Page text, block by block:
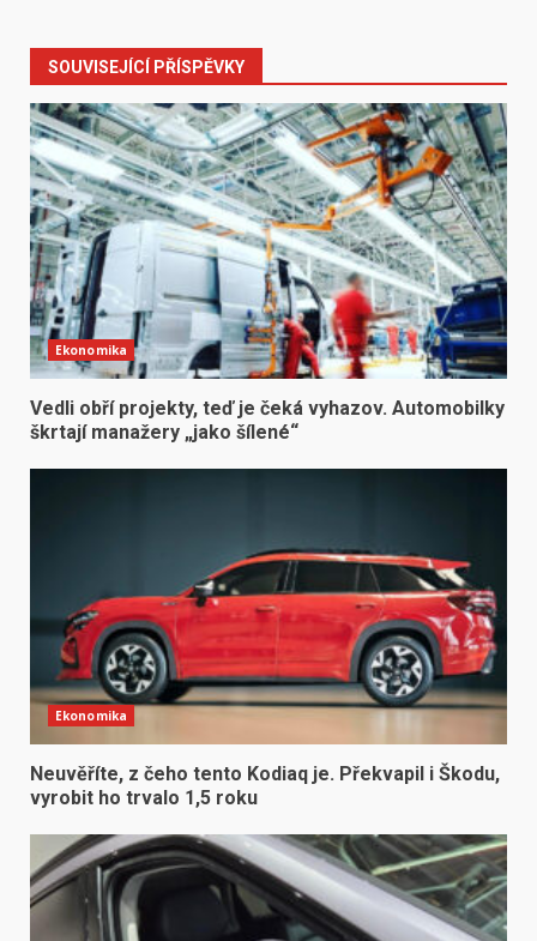
SOUVISEJÍCÍ PŘÍSPĚVKY
Ekonomika
Vedli obří projekty, teď je čeká vyhazov. Automobilky
škrtají manažery „jako šílené“
Ekonomika
Neuvěříte, z čeho tento Kodiaq je. Překvapil i Škodu,
vyrobit ho trvalo 1,5 roku